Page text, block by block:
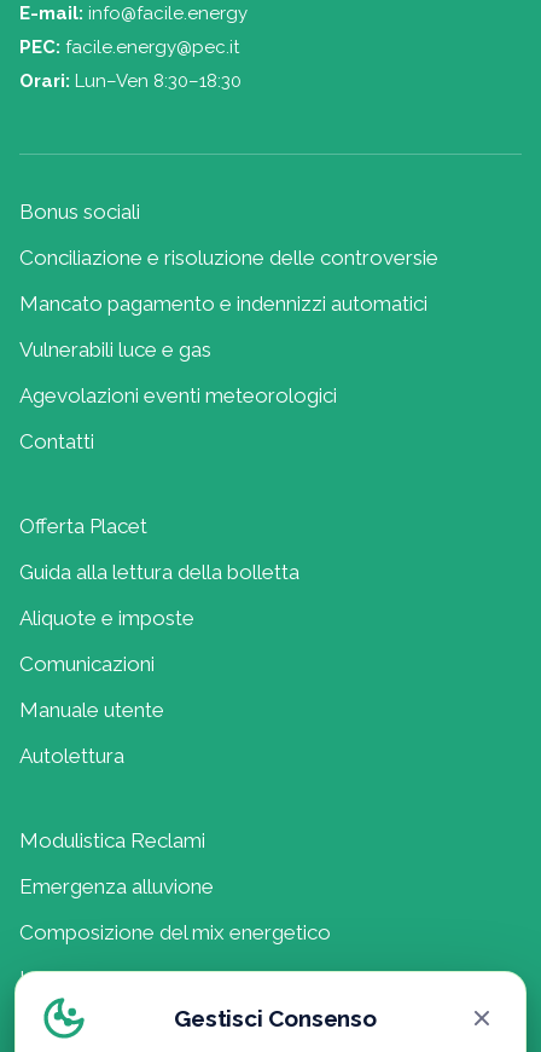
E-mail: info@facile.energy
PEC: facile.energy@pec.it
Orari: Lun–Ven 8:30–18:30
Bonus sociali
Conciliazione e risoluzione delle controversie
Mancato pagamento e indennizzi automatici
Vulnerabili luce e gas
Agevolazioni eventi meteorologici
Contatti
Offerta Placet
Guida alla lettura della bolletta
Aliquote e imposte
Comunicazioni
Manuale utente
Autolettura
Modulistica Reclami
Emergenza alluvione
Composizione del mix energetico
Lavora con noi
Politica della QualitàGestisci Consenso